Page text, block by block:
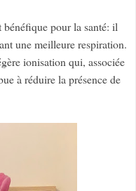
pour la santé: il
une meilleure respiration.
ionisation qui, associée
à réduire la présence de